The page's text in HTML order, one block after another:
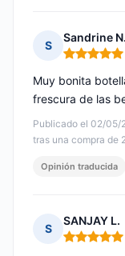
S
Sandrine N.
Nota: 5 de 5
Publicado el 02/05/
tras una compra de
Muy bonita
frescura de las
Opinión traducida
S
SANJAY L.
Nota: 5 de 5